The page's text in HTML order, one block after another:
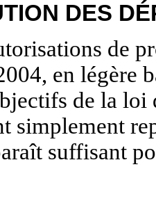
DES
de
en légère
de la loi
simplement
suffisant